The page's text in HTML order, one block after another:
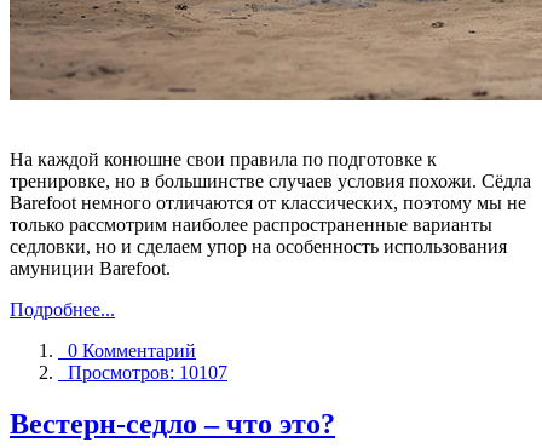
На каждой конюшне свои правила по подготовке к
тренировке, но в большинстве случаев условия похожи. Сëдла
Barefoot немного отличаются от классических, поэтому мы не
только рассмотрим наиболее распространенные варианты
седловки, но и сделаем упор на особенность использования
амуниции Barefoot.
Подробнее...
0 Комментарий
Просмотров: 10107
Вестерн-седло – что это?